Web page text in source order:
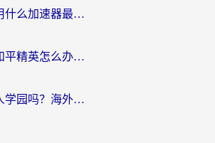
国外玩国服剑灵用什么加速器最好？2026海外玩家亲测指南（附魔兽世界怀旧服精灵之境加速技巧）
在比利时打不开和平精英怎么办？留学生亲测有效的国服游戏加速方案
在欧洲可以打非人学园吗？海外党国服游戏不卡顿的终极指南